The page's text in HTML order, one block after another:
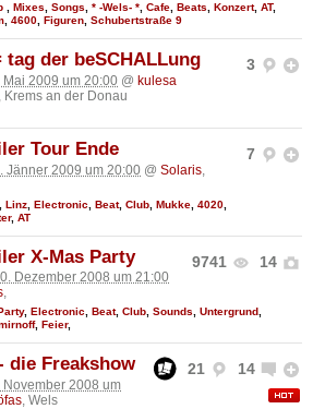
, Mixes, Songs, * -Wels- *, Cafe, Beats, Konzert, AT,
, 4600, Figuren, Schubertstraße 9
3
tag der beSCHALLung
Mai 2009 um 20:00 @ kulesa
, Krems an der Donau
7
Tour Ende
Jänner 2009 um 20:00 @ Solaris
Linz Electronic Beat, Club Mukke 4020
, AT
9741 14
X-Mas Party
Dezember 2008 um 21:00
,
, Electronic Beat, Club Sounds Untergrund
, Feier,
21 14
die Freakshow
November 2008 um
, Wels